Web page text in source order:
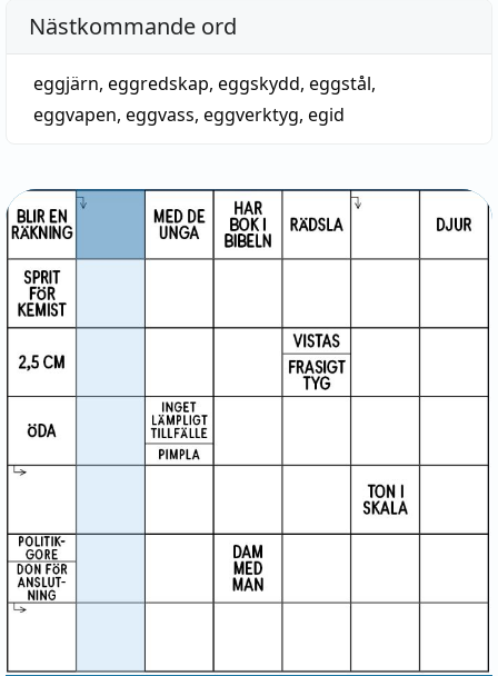
Nästkommande ord
eggjärn, eggredskap, eggskydd, eggstål,
eggvapen, eggvass, eggverktyg, egid